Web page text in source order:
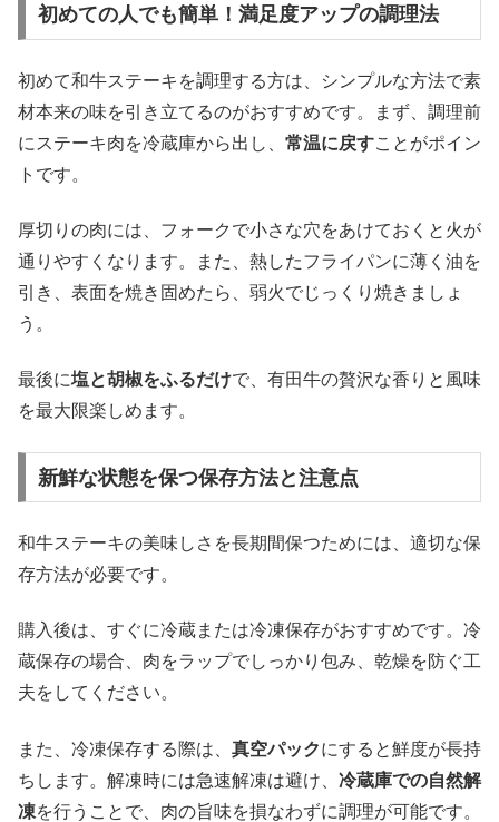
初めての人でも簡単！満足度アップの調理法
初めて和牛ステーキを調理する方は、シンプルな方法で素
材本来の味を引き立てるのがおすすめです。まず、調理前
にステーキ肉を冷蔵庫から出し、 常温に戻すことがポイン
トです。
厚切りの肉には、フォークで小さな穴をあけておくと火が
通りやすくなります。また、熱したフライパンに薄く油を
引き、表面を焼き固めたら、弱火でじっくり焼きましょ
う。
最後に塩と胡椒をふるだけで、有田牛の贅沢な香りと風味
を最大限楽しめます。
新鮮な状態を保つ保存方法と注意点
和牛ステーキの美味しさを長期間保つためには、適切な保
存方法が必要です。
購入後は、すぐに冷蔵または冷凍保存がおすすめです。冷
蔵保存の場合、肉をラップでしっかり包み、乾燥を防ぐ工
夫をしてください。
また、冷凍保存する際は、 真空パックにすると鮮度が長持
ちします。解凍時には急速解凍は避け、 冷蔵庫での自然解
凍を行うことで、肉の旨味を損なわずに調理が可能です。